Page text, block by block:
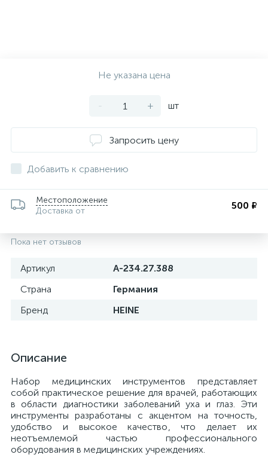
Не указана цена
- + шт
Запросить цену
Добавить к сравнению
Местоположение
Доставка от
500 ₽
Пока нет отзывов
Артикул
А-234.27.388
Страна
Германия
Бренд
HEINE
Описание
Набор медицинских инструментов представляет
собой практическое решение для врачей, работающих
в области диагностики заболеваний уха и глаз. Эти
инструменты разработаны с акцентом на точность,
удобство и высокое качество, что делает их
неотъемлемой частью профессионального
оборудования в медицинских учреждениях.